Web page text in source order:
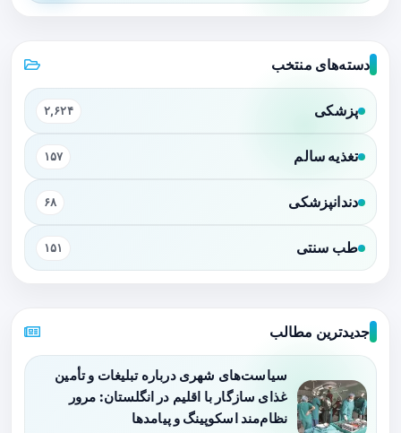
دسته‌های منتخب
پزشکی ۲,۶۲۴
تغذیه سالم ۱۵۷
دندانپزشکی ۶۸
طب سنتی ۱۵۱
جدیدترین مطالب
سیاست‌های شهری درباره تبلیغات و تأمین
غذای سازگار با اقلیم در انگلستان: مرور
نظام‌مند اسکوپینگ و پیامدها